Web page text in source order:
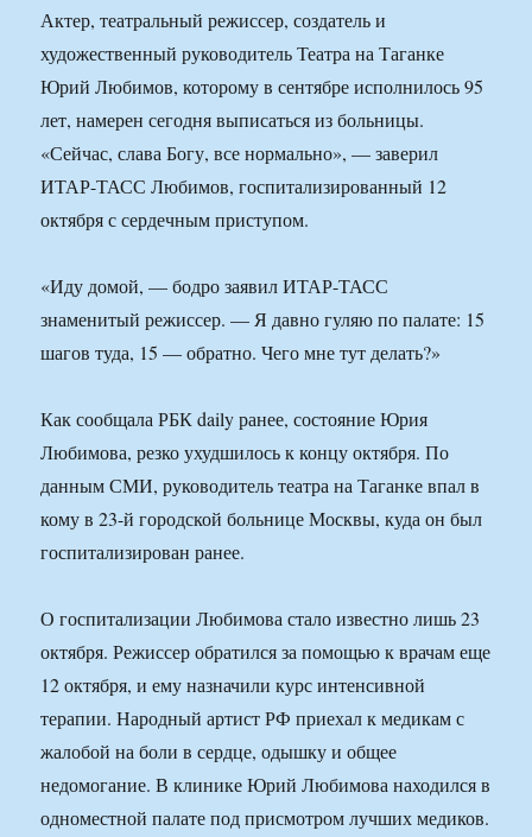
Актер, театральный режиссер, создатель и
художественный руководитель Театра на Таганке
Юрий Любимов, которому в сентябре исполнилось 95
лет, намерен сегодня выписаться из больницы.
«Сейчас, слава Богу, все нормально», — заверил
ИТАР-ТАСС Любимов, госпитализированный 12
октября с сердечным приступом.
«Иду домой, — бодро заявил ИТАР-ТАСС
знаменитый режиссер. — Я давно гуляю по палате: 15
шагов туда, 15 — обратно. Чего мне тут делать?»
Как сообщала РБК daily ранее, состояние Юрия
Любимова, резко ухудшилось к концу октября. По
данным СМИ, руководитель театра на Таганке впал в
кому в 23-й городской больнице Москвы, куда он был
госпитализирован ранее.
О госпитализации Любимова стало известно лишь 23
октября. Режиссер обратился за помощью к врачам еще
12 октября, и ему назначили курс интенсивной
терапии. Народный артист РФ приехал к медикам с
жалобой на боли в сердце, одышку и общее
недомогание. В клинике Юрий Любимова находился в
одноместной палате под присмотром лучших медиков.